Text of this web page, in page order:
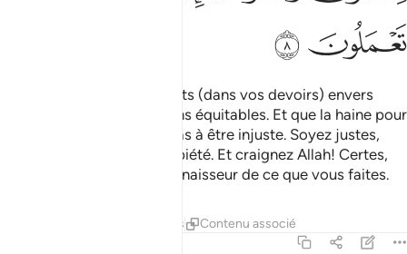
ﲵﲶ
Ô les croyants! Soyez stricts (dans vos devoirs) envers
Allah et (soyez) des témoins équitables. Et que la haine pour
un peuple ne vous incite pas à être injuste. Soyez justes,
cela est plus proche de la piété. Et craignez Allah! Certes,
Allah est Parfaitement Connaisseur de ce que vous faites.
Réflexions Contenu associé